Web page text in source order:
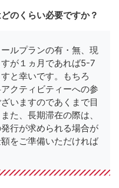
のくらい必要ですか？
ルプランの有・無、現
が１ヵ月であれば5-7
と幸いです。もちろ
クティビティーへの参
いますのであくまで目
た、長期滞在の際は、
行が求められる場合が
をご準備いただければ